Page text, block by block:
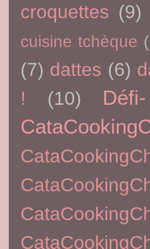
croquettes (9)
cuisine tchèque
(7) dattes (6)
!
(10)